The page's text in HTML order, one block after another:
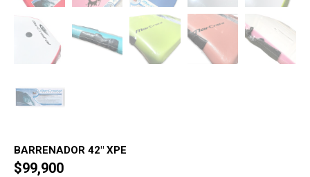
BARRENADOR 42" XPE
$99,900